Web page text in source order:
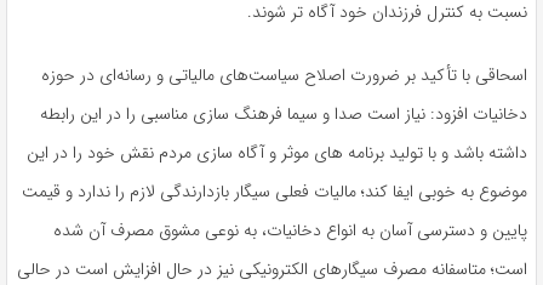
نسبت به کنترل فرزندان خود آگاه تر شوند.
اسحاقی با تأکید بر ضرورت اصلاح سیاست‌های مالیاتی و رسانه‌ای در حوزه
دخانیات افزود: نیاز است صدا و سیما فرهنگ سازی مناسبی را در این رابطه
داشته باشد و با تولید برنامه های موثر و آگاه سازی مردم نقش خود را در این
موضوع به خوبی ایفا کند؛ مالیات فعلی سیگار بازدارندگی لازم را ندارد و قیمت
پایین و دسترسی آسان به انواع دخانیات، به نوعی مشوق مصرف آن شده
است؛ متاسفانه مصرف سیگارهای الکترونیکی نیز در حال افزایش است در حالی